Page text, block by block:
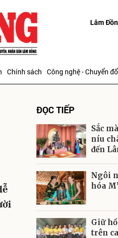
Lâm
Chính sách Công nghệ - Chuyển
ĐỌC TIẾP
Sắc
níu
đến
Ngôi
hóa
Giữ
trên
Gửi